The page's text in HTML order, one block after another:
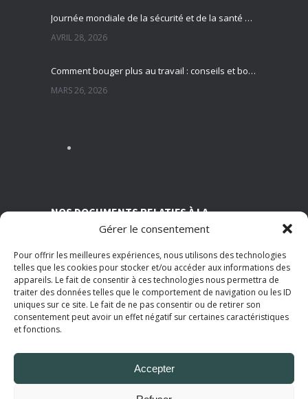
Gérer le consentement
Pour offrir les meilleures expériences, nous utilisons des technologies
telles que les cookies pour stocker et/ou accéder aux informations des
appareils. Le fait de consentir à ces technologies nous permettra de
traiter des données telles que le comportement de navigation ou les ID
uniques sur ce site. Le fait de ne pas consentir ou de retirer son
consentement peut avoir un effet négatif sur certaines caractéristiques
et fonctions.
Accepter
Journée mondiale de la sécurité et de la santé au travail : focus sur la prévention des risques professionnels
AVRIL 28, 2026
Comment bouger plus au travail : conseils et bonnes pratiques pour préserver sa santé
MARS 26, 2026
MARS 13, 2026
NOS DOCUMENTS RELATIFS À LA
TRANSPARENCE SUR NOS CONDITIONS
Statuts de l’AMI
Règlement intérieur
Grille tarifaire
Rapport d'activité 2025
Politique de Confidentialité
Mentions Légales